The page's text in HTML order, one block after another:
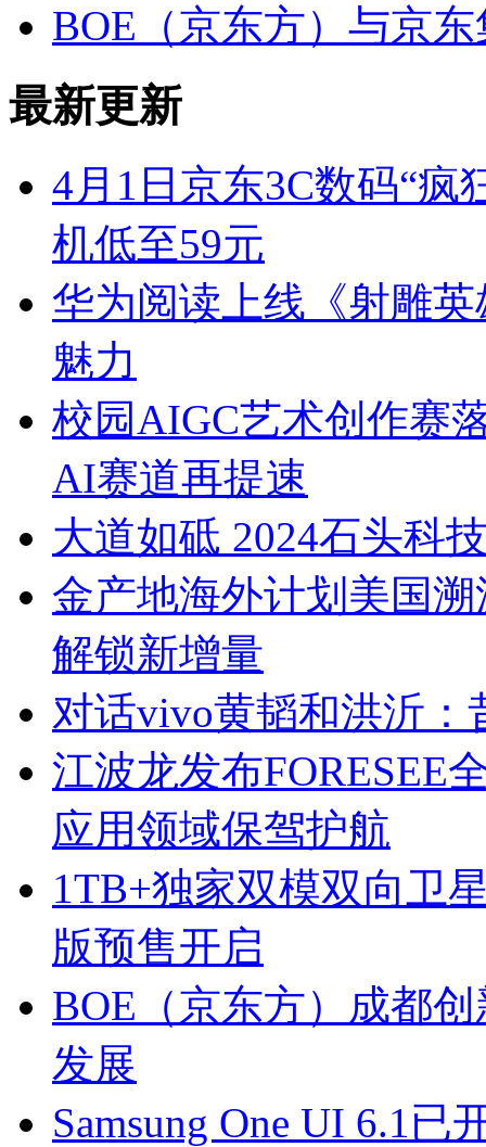
BOE（京东方）与京
最新更新
4月1日京东3C数码“疯
机低至59元
华为阅读上线《射雕
魅力
校园AIGC艺术创作赛
AI赛道再提速
大道如砥 2024石头科
金产地海外计划美国
解锁新增量
对话vivo黄韬和洪沂
江波龙发布FORESEE
应用领域保驾护航
1TB+独家双模双向卫
版预售开启
BOE（京东方）成都
发展
Samsung One UI 6.1